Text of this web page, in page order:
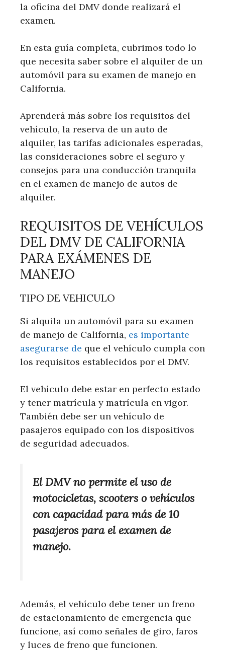
la oficina del DMV donde realizará el
examen.
En esta guía completa, cubrimos todo lo
que necesita saber sobre el alquiler de un
automóvil para su examen de manejo en
California.
Aprenderá más sobre los requisitos del
vehículo, la reserva de un auto de
alquiler, las tarifas adicionales esperadas,
las consideraciones sobre el seguro y
consejos para una conducción tranquila
en el examen de manejo de autos de
alquiler.
REQUISITOS DE VEHÍCULOS
DEL DMV DE CALIFORNIA
PARA EXÁMENES DE
MANEJO
TIPO DE VEHICULO
Si alquila un automóvil para su examen
de manejo de California, es importante
asegurarse de que el vehículo cumpla con
los requisitos establecidos por el DMV.
El vehículo debe estar en perfecto estado
y tener matrícula y matrícula en vigor.
También debe ser un vehículo de
pasajeros equipado con los dispositivos
de seguridad adecuados.
El DMV no permite el uso de
motocicletas, scooters o vehículos
con capacidad para más de 10
pasajeros para el examen de
manejo.
Además, el vehículo debe tener un freno
de estacionamiento de emergencia que
funcione, así como señales de giro, faros
y luces de freno que funcionen.